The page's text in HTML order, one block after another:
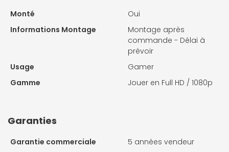
Monté
Oui
Informations Montage
Montage après
commande - Délai à
prévoir
Usage
Gamer
Gamme
Jouer en Full HD / 1080p
Garanties
Garantie commerciale
5 années vendeur